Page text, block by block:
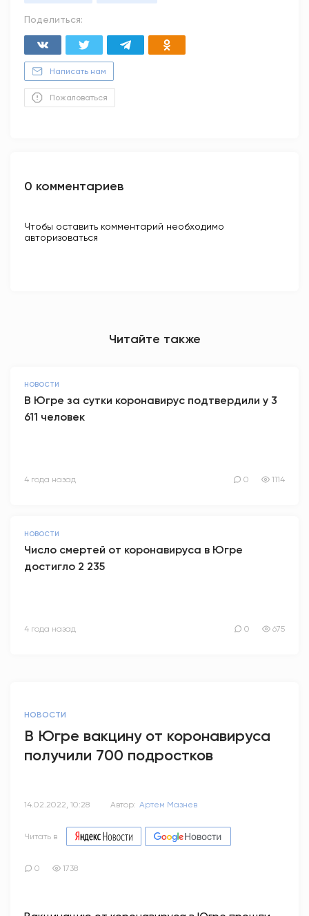
Поделиться:
Написать нам
Пожаловаться
0 комментариев
Чтобы оставить комментарий необходимо
авторизоваться
Читайте также
НОВОСТИ
В Югре за сутки коронавирус подтвердили у 3
611 человек
4 года назад 0 1114
НОВОСТИ
Число смертей от коронавируса в Югре
достигло 2 235
4 года назад 0 675
НОВОСТИ
В Югре вакцину от коронавируса
получили 700 подростков
14.02.2022, 10:28 Автор: Артем Мазнев
Читать в
0 1738